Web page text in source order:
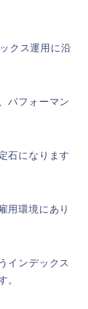
クス運用に沿
パフォーマン
石になります
用環境にあり
インデックス
。